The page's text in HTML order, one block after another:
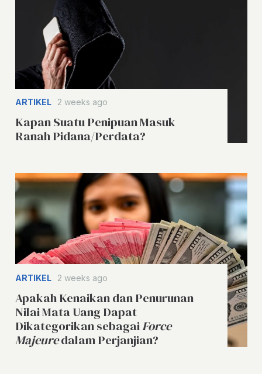
ARTIKEL 2 weeks ago
Kapan Suatu Penipuan Masuk
Ranah Pidana/Perdata?
ARTIKEL 2 weeks ago
Apakah Kenaikan dan Penurunan
Nilai Mata Uang Dapat
Dikategorikan sebagaiForce
Majeuredalam Perjanjian?